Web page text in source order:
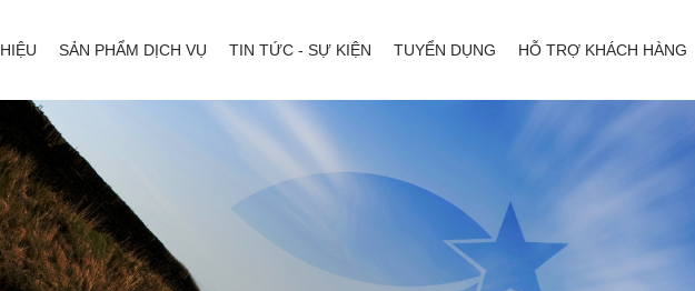
SẢN PHẨM DỊCH VỤ TIN TỨC - SỰ KIỆN TUYỂN DỤNG HỖ TRỢ KHÁCH HÀNG